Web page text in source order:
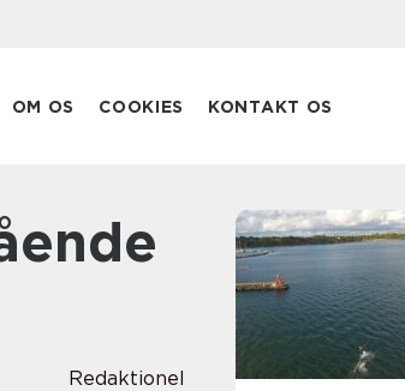
OM OS COOKIES KONTAKT OS
Redaktionel